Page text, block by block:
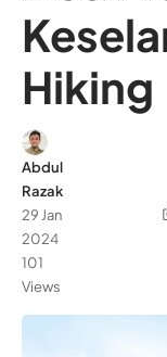
Hiking
Abdul
Razak
29 Jan
2024
101
Views